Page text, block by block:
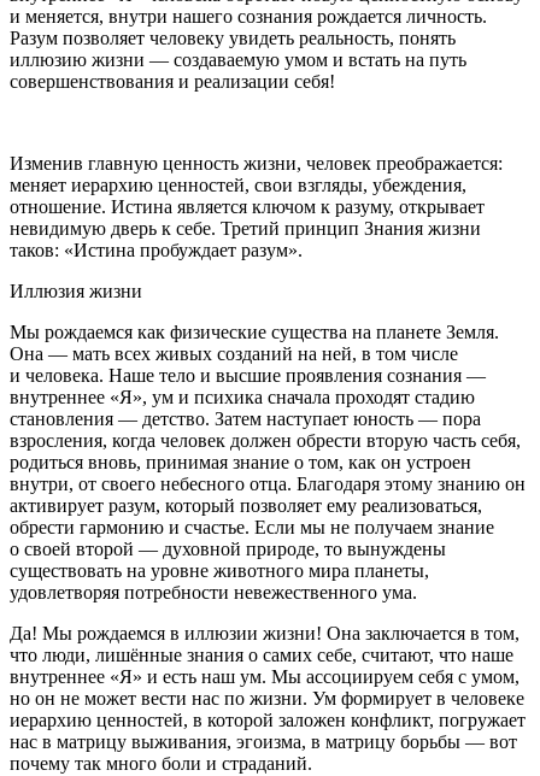
и меняется, внутри нашего сознания рождается личность.
Разум позволяет человеку увидеть реальность, понять
иллюзию жизни — создаваемую умом и встать на путь
совершенствования и реализации себя!
Изменив главную ценность жизни, человек преображается:
меняет иерархию ценностей, свои взгляды, убеждения,
отношение. Истина является ключом к разуму, открывает
невидимую дверь к себе. Третий принцип Знания жизни
таков: «Истина пробуждает разум».
Иллюзия жизни
Мы рождаемся как физические существа на планете Земля.
Она — мать всех живых созданий на ней, в том числе
и человека. Наше тело и высшие проявления сознания —
внутреннее «Я», ум и психика сначала проходят стадию
становления — детство. Затем наступает юность — пора
взросления, когда человек должен обрести вторую часть себя,
родиться вновь, принимая знание о том, как он устроен
внутри, от своего небесного отца. Благодаря этому знанию он
активирует разум, который позволяет ему реализоваться,
обрести гармонию и счастье. Если мы не получаем знание
о своей второй — духовной природе, то вынуждены
существовать на уровне животного мира планеты,
удовлетворяя потребности невежественного ума.
Да! Мы рождаемся в иллюзии жизни! Она заключается в том,
что люди, лишённые знания о самих себе, считают, что наше
внутреннее «Я» и есть наш ум. Мы ассоциируем себя с умом,
но он не может вести нас по жизни. Ум формирует в человеке
иерархию ценностей, в которой заложен конфликт, погружает
нас в матрицу выживания, эгоизма, в матрицу борьбы — вот
почему так много боли и страданий.